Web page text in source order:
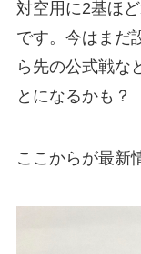
対空用に2基ほ
です。今はまだ
ら先の公式戦な
とになるかも？
ここからが最新